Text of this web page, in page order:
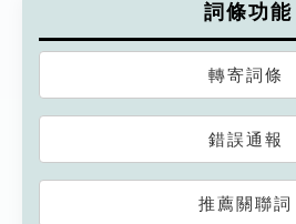
詞條功能
轉寄詞條
錯誤通報
推薦關聯詞